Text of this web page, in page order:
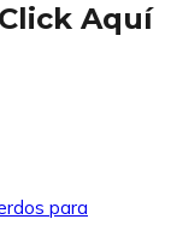
Aquí
para